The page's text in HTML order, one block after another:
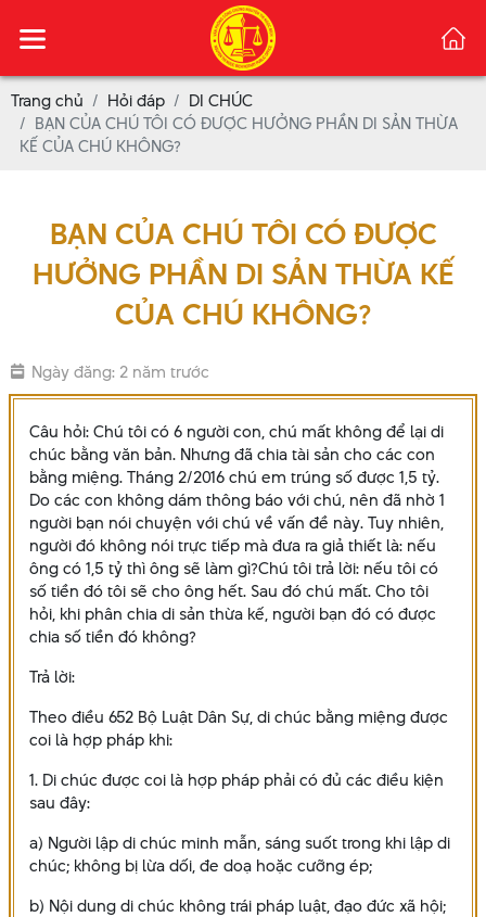
Trang chủ Hỏi đáp
DI CHÚC
BẠN CỦA CHÚ TÔI CÓ ĐƯỢC HƯỞNG PHẦN DI SẢN THỪA
KẾ CỦA CHÚ KHÔNG?
BẠN CỦA CHÚ TÔI CÓ ĐƯỢC
HƯỞNG PHẦN DI SẢN THỪA KẾ
CỦA CHÚ KHÔNG?
Ngày đăng: 2 năm trước
Câu hỏi: Chú tôi có 6 người con, chú mất không để lại di
chúc bằng văn bản. Nhưng đã chia tài sản cho các con
bằng miệng. Tháng 2/2016 chú em trúng số được 1,5 tỷ.
Do các con không dám thông báo với chú, nên đã nhờ 1
người bạn nói chuyện với chú về vấn đề này. Tuy nhiên,
người đó không nói trực tiếp mà đưa ra giả thiết là: nếu
ông có 1,5 tỷ thì ông sẽ làm gì?Chú tôi trả lời: nếu tôi có
số tiền đó tôi sẽ cho ông hết. Sau đó chú mất. Cho tôi
hỏi, khi phân chia di sản thừa kế, người bạn đó có được
chia số tiền đó không?
Trả lời:
Theo điều 652 Bộ Luật Dân Sự, di chúc bằng miệng được
coi là hợp pháp khi:
1. Di chúc được coi là hợp pháp phải có đủ các điều kiện
sau đây:
a) Người lập di chúc minh mẫn, sáng suốt trong khi lập di
chúc; không bị lừa dối, đe doạ hoặc cưỡng ép;
b) Nội dung di chúc không trái pháp luật, đạo đức xã hội;